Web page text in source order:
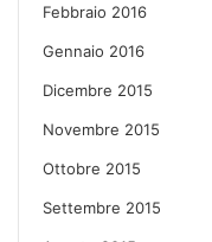
Febbraio 2016
Gennaio 2016
Dicembre 2015
Novembre 2015
Ottobre 2015
Settembre 2015